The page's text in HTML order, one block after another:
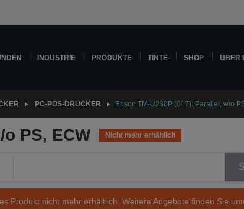
INDUSTRIE PRODUKTE TINTE SHOP ÜBER
PC-POS-DRUCKER Epson TM-U230P (017): Parallel, w/o
PS, ECW Nicht mehr erhältlich
Produkt nicht mehr erhältlich. Weitere Angebote finden Sie